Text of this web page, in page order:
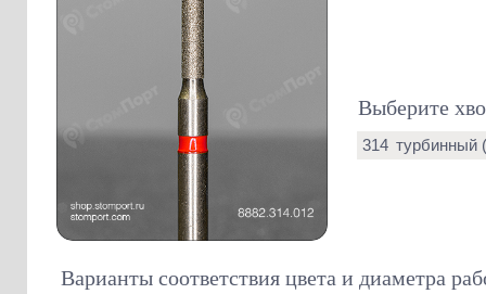
Выберите
314 турбинный
Варианты соответствия цвета и диаметра